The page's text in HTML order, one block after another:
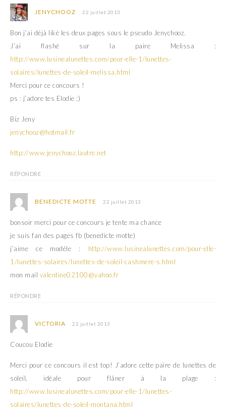
JENYCHOOZ 22 juillet 2013
Bon j’ai déjà liké les deux pages sous le pseudo Jenychooz.
J’ai flashé sur la paire Melissa :
http://www.lusinealunettes.com/pour-elle-1/lunettes-
solaires/lunettes-de-soleil-melissa.html
Merci pour ce concours !
ps : j’adore tes Elodie ;)
Biz Jeny
jenychooz@hotmail.fr
http://www.jenychooz.lautre.net
RÉPONDRE
BENEDICTE MOTTE 22 juillet 2013
bonsoir merci pour ce concours je tente ma chance
je suis fan des pages fb (benedicte motte)
j’aime ce modèle : http://www.lusinealunettes.com/pour-elle-
1/lunettes-solaires/lunettes-de-soleil-cashmere-s.html
mon mail valentine02100@yahoo.fr
RÉPONDRE
VICTORIA 22 juillet 2013
Coucou Elodie
Merci pour ce concours il est top! J’adore cette paire de lunettes de
soleil, idéale pour flâner à la plage :
http://www.lusinealunettes.com/pour-elle-1/lunettes-
solaires/lunettes-de-soleil-montana.html